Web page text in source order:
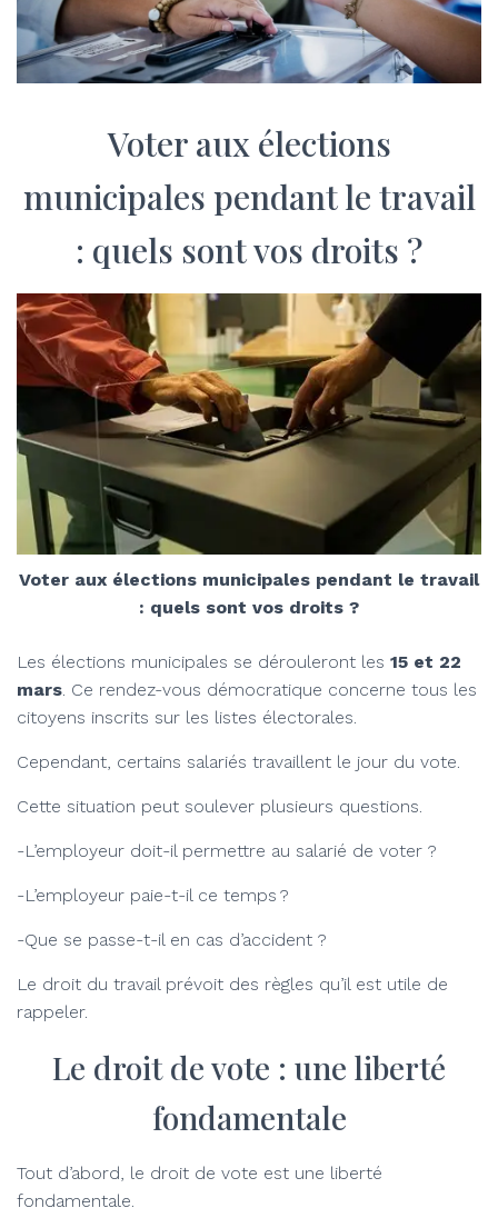
Voter aux élections
municipales pendant le travail
: quels sont vos droits ?
Voter aux élections municipales pendant le travail
: quels sont vos droits ?
Les élections municipales se dérouleront les 15 et 22
mars. Ce rendez-vous démocratique concerne tous les
citoyens inscrits sur les listes électorales.
Cependant, certains salariés travaillent le jour du vote.
Cette situation peut soulever plusieurs questions.
-L’employeur doit-il permettre au salarié de voter ?
-L’employeur paie-t-il ce temps ?
-Que se passe-t-il en cas d’accident ?
Le droit du travail prévoit des règles qu’il est utile de
rappeler.
Le droit de vote : une liberté
fondamentale
Tout d’abord, le droit de vote est une liberté
fondamentale.